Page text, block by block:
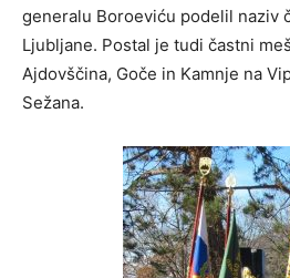
generalu Boroeviću podelil naziv
Ljubljane. Postal je tudi častni
Ajdovščina, Goče in Kamnje na
Sežana.